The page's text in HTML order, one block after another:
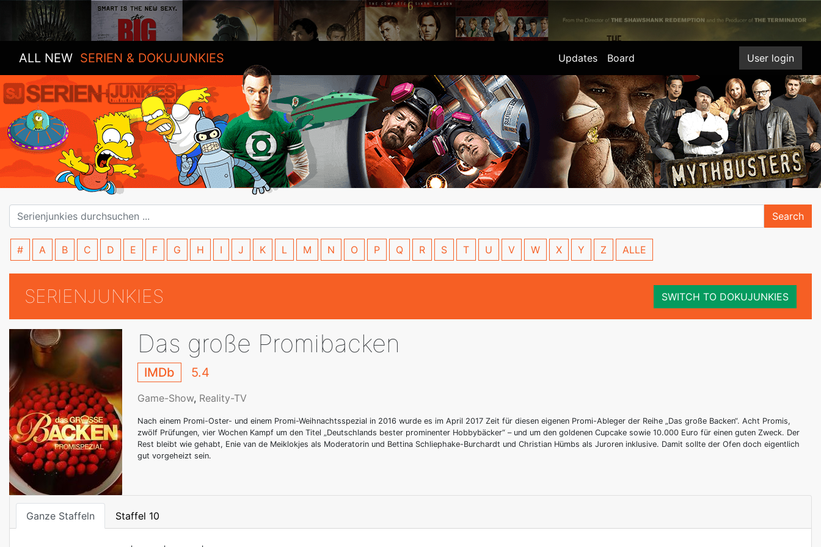
ALL NEW SERIEN & DOKUJUNKIES Updates Board User login
Search
# A B C D E F G H I J K L M N O P Q R S T U V W X Y Z ALLE
SERIENJUNKIES SWITCH TO DOKUJUNKIES
Das große Promibacken
IMDb 5.4
Game-Show, Reality-TV
Nach einem Promi-Oster- und einem Promi-Weihnachtsspezial in 2016 wurde es im April 2017 Zeit für diesen eigenen Promi-Ableger der Reihe „Das große Backen“. Acht Promis,
zwölf Prüfungen, vier Wochen Kampf um den Titel „Deutschlands bester prominenter Hobbybäcker“ – und um den goldenen Cupcake sowie 10.000 Euro für einen guten Zweck. Der
Rest bleibt wie gehabt, Enie van de Meiklokjes als Moderatorin und Bettina Schliephake-Burchardt und Christian Hümbs als Juroren inklusive. Damit sollte der Ofen doch eigentlich
gut vorgeheizt sein.
Ganze Staffeln Staffel 10